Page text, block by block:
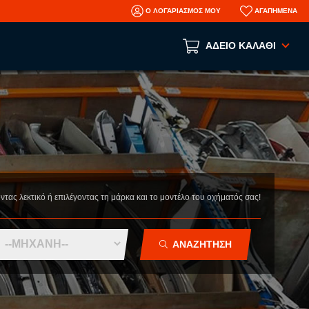
Ο ΛΟΓΑΡΙΑΣΜΟΣ ΜΟΥ ΑΓΑΠΗΜΕΝΑ
ΑΔΕΙΟ ΚΑΛΑΘΙ
Το καλάθι αγορών είναι άδειο!
ΑΝΑ ΕΙΔΟΣ
ΑΞΕΣΟΥΑΡ
ΦΑΝΟΠΟΙΕΙΑ
AFTERMARKET ΑΝΤΑΛΛΑΚΤΙΚΑ
ΤΡΑΚΑΡΙΣΜΕΝΑ ΑΥΤΟΚΙΝΗΤΑ
ΜΕΤΑΧΕΙΡΙΣΜΕΝΑ ΑΥΤΟΚΙΝΗΤΑ
ΠΛΗΡΟΦΟΡΙΕΣ
λεκτικό ή επιλέγοντας τη μάρκα και το μοντέλο του οχήματός σας!
ΑΝΑΖΗΤΗΣΗ